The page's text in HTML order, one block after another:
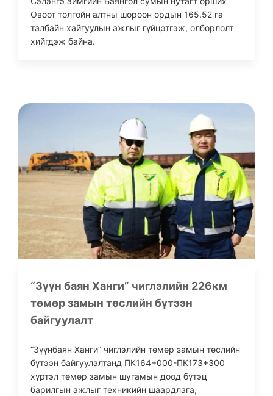
Овоот толгойн алтны шороон ордын 165.52 га
талбайн хайгуулын ажлыг гүйцэтгэж, олборлолт
хийгдэж байна.
“Зүүн баян Ханги” чиглэлийн 226км
төмөр замын төслийн бүтээн
байгуулалт
“Зүүнбаян Ханги” чиглэлийн төмөр замын төслийн
бүтээн байгуулалтанд ПК164+000-ПК173+300
хүртэл төмөр замын шугамын доод бүтэц
барилгын ажлыг техникийн шаардлага,